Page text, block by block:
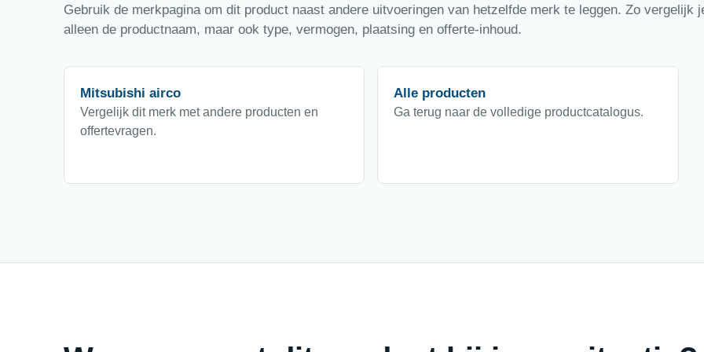
Gebruik de merkpagina om dit product naast andere uitvoeringen van hetzelfde merk te leggen. Zo vergelijk
alleen de productnaam, maar ook type, vermogen, plaatsing en offerte-inhoud.
Mitsubishi airco
Vergelijk dit merk met andere producten en
offertevragen.
Alle producten
Ga terug naar de volledige productcatalogus.